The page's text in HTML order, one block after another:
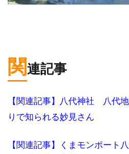
関連記事
【関連記事】八代神社 八代
りで知られる妙見さん
【関連記事】くまモンポー